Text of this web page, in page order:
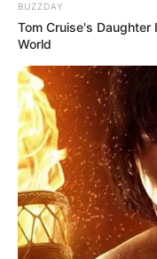
BUZZDAY
Tom Cruise's Daughter
World